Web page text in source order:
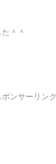
＾＾
ポンサーリンク